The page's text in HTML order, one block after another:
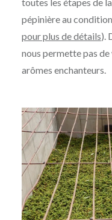
pépinière au
pour plus de détails).
nous permette pas
arômes enchanteurs.